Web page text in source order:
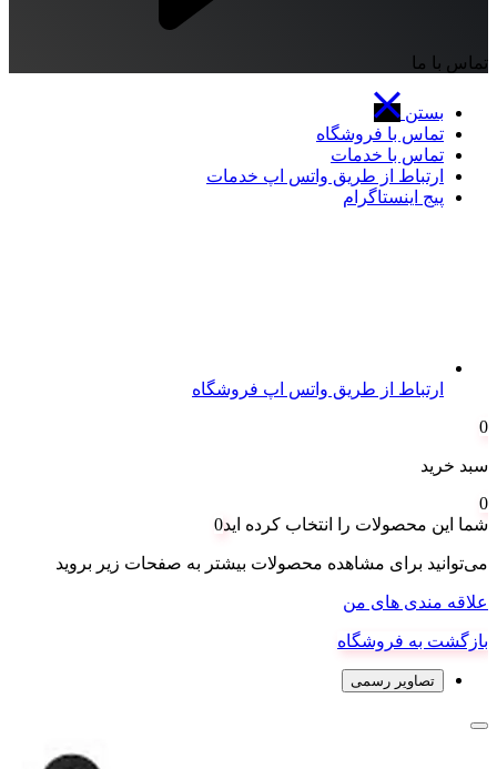
تماس با ما
بستن
تماس با فروشگاه
تماس با خدمات
ارتباط از طریق واتس اپ خدمات
پیج اینستاگرام
ارتباط از طریق واتس اپ فروشگاه
0
سبد خرید
0
شما این محصولات را انتخاب کرده اید0
می‌توانید برای مشاهده محصولات بیشتر به صفحات زیر بروید
علاقه مندی های من
بازگشت به فروشگاه
تصاویر رسمی